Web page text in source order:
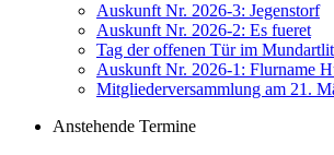
Auskunft Nr. 2026-3: Jegenstorf
Auskunft Nr. 2026-2: Es fueret
Tag der offenen Tür im
Auskunft Nr. 2026-1: Flurname
Mitgliederversammlung am 21.
Anstehende Termine